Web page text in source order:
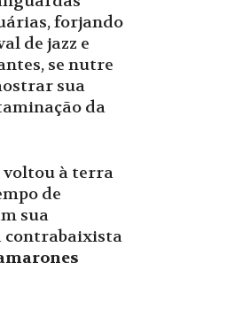
forjando
de jazz e
se nutre
sua
da
voltou à terra
de
sua
contrabaixista